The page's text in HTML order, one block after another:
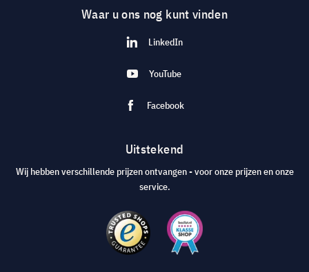
Waar u ons nog kunt vinden
LinkedIn
YouTube
Facebook
Uitstekend
Wij hebben verschillende prijzen ontvangen - voor onze prijzen en onze
service.